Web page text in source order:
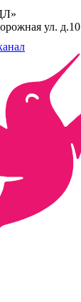
ул. д.10